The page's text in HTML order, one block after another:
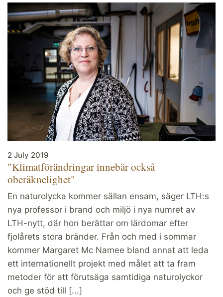
2 July 2019
"Klimatförändringar innebär också
oberäknelighet"
En naturolycka kommer sällan ensam, säger LTH:s
nya professor i brand och miljö i nya numret av
LTH-nytt, där hon berättar om lärdomar efter
fjolårets stora bränder. Från och med i sommar
kommer Margaret Mc Namee bland annat att leda
ett internationellt projekt med målet att ta fram
metoder för att förutsäga samtidiga naturolyckor
och ge stöd till [...]